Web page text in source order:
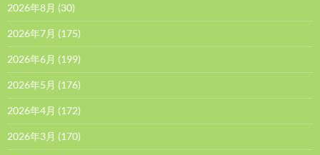
2026年8月 (30)
2026年7月 (175)
2026年6月 (199)
2026年5月 (176)
2026年4月 (172)
2026年3月 (170)